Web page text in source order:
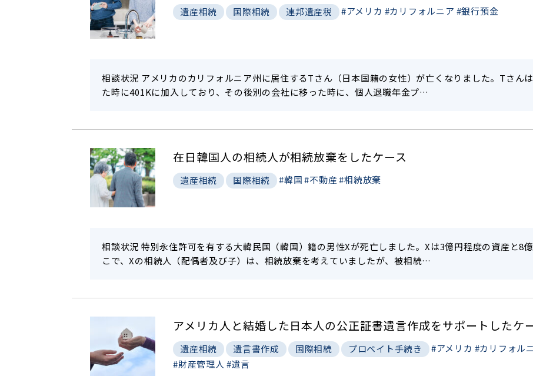
遺産相続 国際相続 連邦遺産税 #アメリカ #カリフォルニア #銀行預金
相談状況 アメリカのカリフォルニア州に居住するTさん（日本国籍の女性）が亡くなりました。Tさん
た時に401Kに加入しており、その後別の会社に移った時に、個人退職年金プ…
在日韓国人の相続人が相続放棄をしたケース
遺産相続 国際相続 #韓国 #不動産#相続放棄
相談状況 特別永住許可を有する大韓民国（韓国）籍の男性Xが死亡しました。Xは3億円程度の資産と8
こで、Xの相続人（配偶者及び子）は、相続放棄を考えていましたが、被相続…
アメリカ人と結婚した日本人の公正証書遺言作成をサポートしたケ
遺産相続 遺言書作成 国際相続 プロベイト手続き #アメリカ #カリフォル
#財産管理人 #遺言